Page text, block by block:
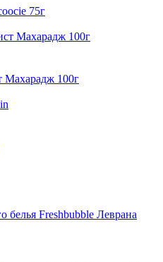
75г
Махарадж 100г